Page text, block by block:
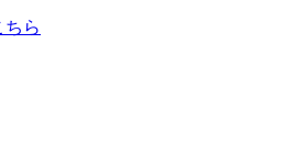
ちら